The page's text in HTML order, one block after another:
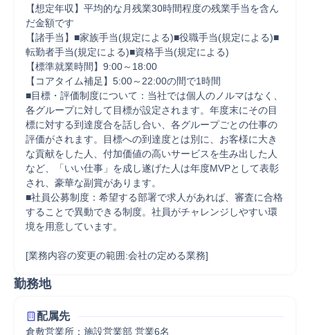
【想定年収】平均的な月残業30時間程度の残業手当を含ん
だ金額です
【諸手当】■家族手当(規定による)■役職手当(規定による)■
転勤者手当(規定による)■資格手当(規定による)
【標準就業時間】9:00～18:00
【コアタイム補足】5:00～22:00の間で1時間
■目標・評価制度について：当社では個人のノルマはなく、
各グループに対して目標が設定されます。年度末にその目
標に対する到達度合を話し合い、各グループごとの仕事の
評価がされます。目標への到達度とは別に、お客様に大き
な貢献をした人、付加価値の高いサービスを生み出した人
など、「いい仕事」を成し遂げた人は年度MVPとして表彰
され、豪華な副賞があります。
■社員公募制度：希望する部署で求人があれば、審査に合格
することで異動できる制度。社員がチャレンジしやすい環
境を用意しています。
[業務内容の変更の範囲:会社の定める業務]
勤務地
配属先
倉敷営業所：施設営業部 営業6名